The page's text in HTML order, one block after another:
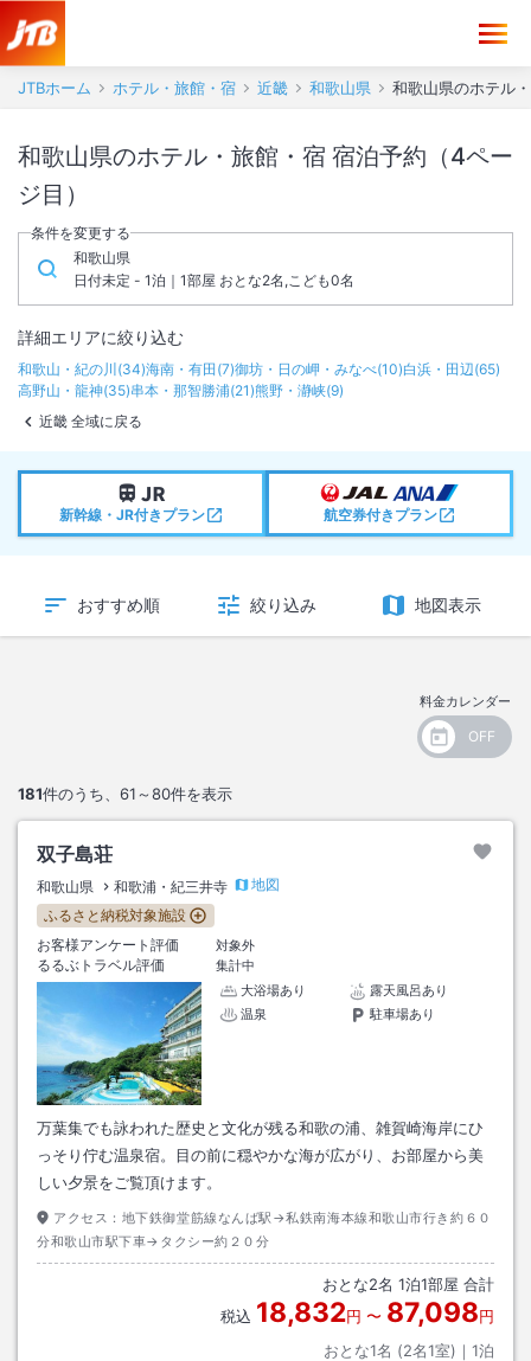
JTBホーム ホテル・旅館・宿 近畿 和歌山県 和歌山県のホテル
和歌山県のホテル・旅館・宿 宿泊予約（4ペー
ジ目）
条件を変更する
和歌山県
日付未定 - 1泊｜1部屋 おとな2名,こども0名
詳細エリアに絞り込む
和歌山・紀の川 (34)海南・有田 (7)御坊・日の岬・みなべ(10)白浜・田辺(65)
高野山・龍神(35)串本・那智勝浦(21)熊野・瀞峡(9)
近畿 全域に戻る
新幹線・JR付きプラン 航空券付きプラン
おすすめ順 絞り込み 地図表示
料金カレンダー
181件のうち、 61～80件を表示
双子島荘
和歌山県 和歌浦・紀三井寺
地図
ふるさと納税対象施設
お客様アンケート評価
対象外
るるぶトラベル評価
集計中
大浴場あり
露天風呂あり
温泉
駐車場あり
万葉集でも詠われた歴史と文化が残る和歌の浦、雑賀崎海岸にひ
っそり佇む温泉宿。目の前に穏やかな海が広がり、お部屋から美
しい夕景をご覧頂けます。
アクセス： 地下鉄御堂筋線なんば駅→私鉄南海本線和歌山市行き約６０
分和歌山市駅下車→タクシー約２０分
おとな2名 1泊1部屋 合計
税込 18,832円 〜 87,098円
おとな1名 (2名1室)｜ 1泊